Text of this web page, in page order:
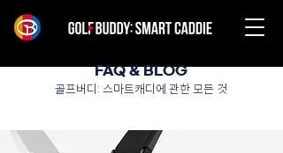
골프버디: 스마트캐디에 관한 모든 것
FAQ & BLOG